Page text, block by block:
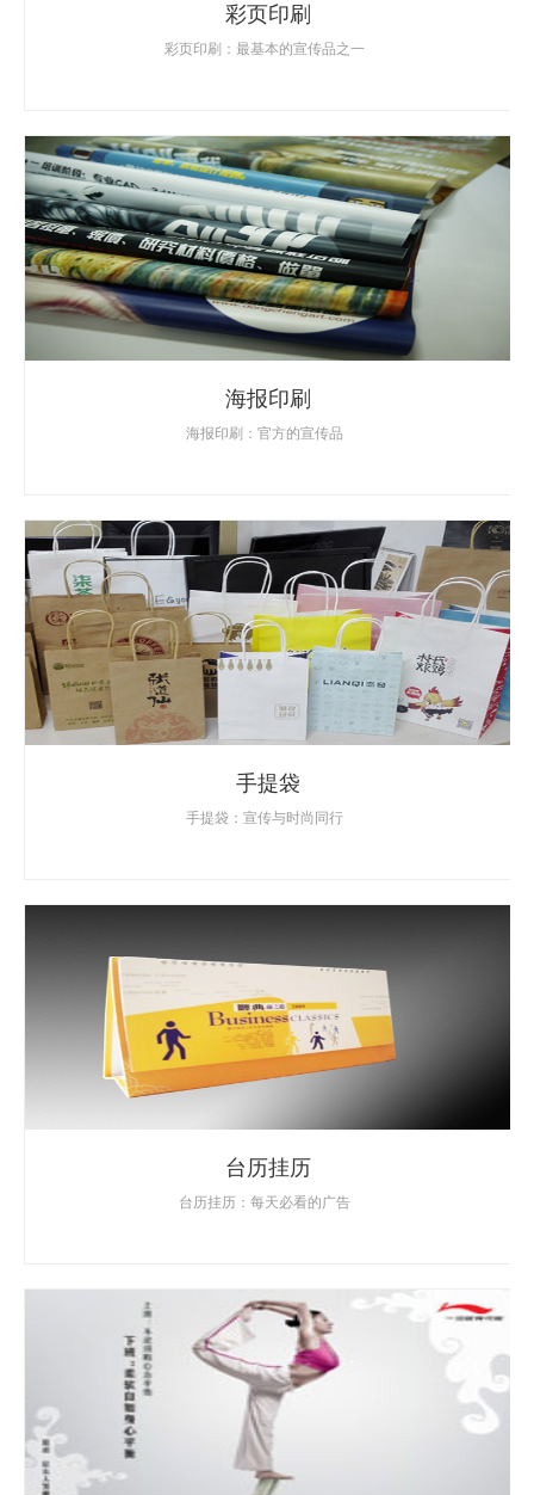
彩页印刷
彩页印刷：最基本的宣传品之一
海报印刷
海报印刷：官方的宣传品
手提袋
手提袋：宣传与时尚同行
台历挂历
台历挂历：每天必看的广告